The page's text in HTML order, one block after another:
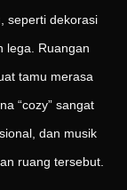
seperti dekorasi
lega. Ruangan
tamu merasa
“cozy” sangat
dan musik
ruang tersebut.